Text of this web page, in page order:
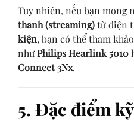
Tuy nhiên, nếu bạn mong
thanh (streaming)từ điện
kiện, bạn có thể tham
nhưPhilips Hearlink 5010
Connect 3Nx.
5. Đặc điểm